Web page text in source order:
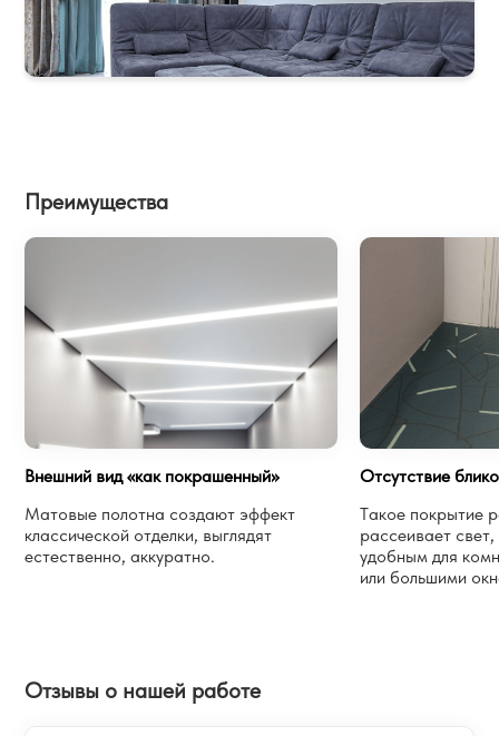
Преимущества
Внешний вид «как покрашенный»
Матовые полотна создают эффект
классической отделки, выглядят
естественно, аккуратно.
Отсутствие
Такое покрытие
рассеивает свет,
удобным для
или большими
Отзывы о нашей работе